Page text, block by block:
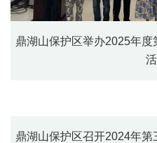
鼎湖山保护区举办2025年
鼎湖山保护区召开2024年